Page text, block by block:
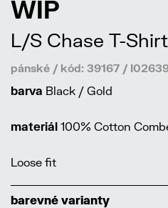
WIP
L/S Chase T-Shirt
pánské / kód: 39167 /
barva Black / Gold
materiál 100% Cotton
Loose fit
barevné varianty